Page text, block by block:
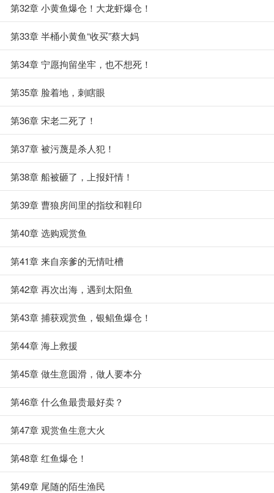
第32章 小黄鱼爆仓！大龙虾爆仓！
第33章 半桶小黄鱼“收买”蔡大妈
第34章 宁愿拘留坐牢，也不想死！
第35章 脸着地，刺瞎眼
第36章 宋老二死了！
第37章 被污蔑是杀人犯！
第38章 船被砸了，上报奸情！
第39章 曹狼房间里的指纹和鞋印
第40章 选购观赏鱼
第41章 来自亲爹的无情吐槽
第42章 再次出海，遇到太阳鱼
第43章 捕获观赏鱼，银鲳鱼爆仓！
第44章 海上救援
第45章 做生意圆滑，做人要本分
第46章 什么鱼最贵最好卖？
第47章 观赏鱼生意大火
第48章 红鱼爆仓！
第49章 尾随的陌生渔民